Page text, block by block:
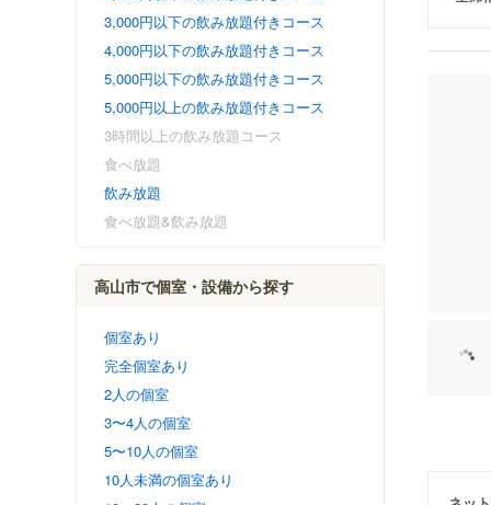
3,000円以下の飲み放題付きコース
4,000円以下の飲み放題付きコース
5,000円以下の飲み放題付きコース
5,000円以上の飲み放題付きコース
3時間以上の飲み放題コース
食べ放題
飲み放題
食べ放題&飲み放題
高山市で個室・設備から探す
個室あり
完全個室あり
2人の個室
3〜4人の個室
5〜10人の個室
10人未満の個室あり